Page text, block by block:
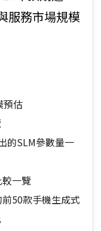
服務市場規模
預估
的SLM參數量一
一覽
50款手機生成式